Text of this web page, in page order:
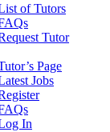
of Tutors
Tutor
Page
Jobs
In